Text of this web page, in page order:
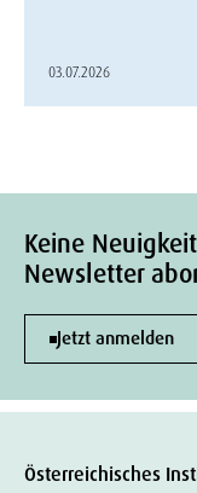
03.07.2026
Keine
Newsletter
Jetzt anmelden
Österreichisches